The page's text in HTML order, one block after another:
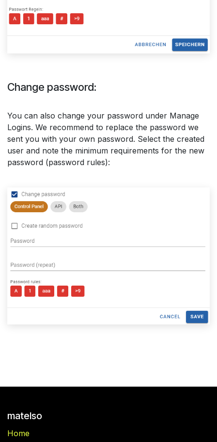
Change password:
You can also change your password under Manage
Logins. We recommend to replace the password we
sent you with your own password. Select the created
user and note the minimum requirements for the new
password (password rules):
matelso
Home